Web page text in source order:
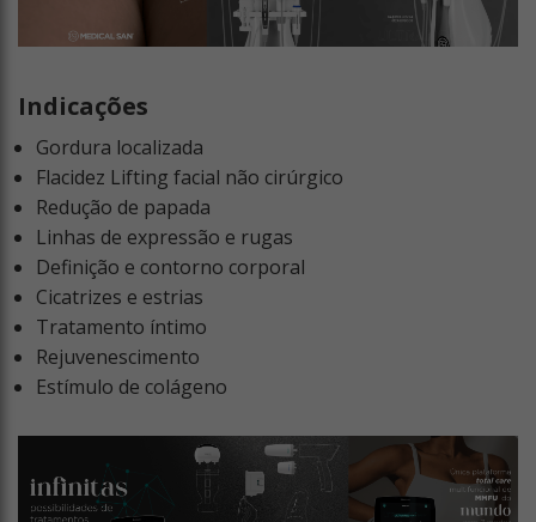
Indicações
Gordura localizada
Flacidez Lifting facial não cirúrgico
Redução de papada
Linhas de expressão e rugas
Definição e contorno corporal
Cicatrizes e estrias
Tratamento íntimo
Rejuvenescimento
Estímulo de colágeno